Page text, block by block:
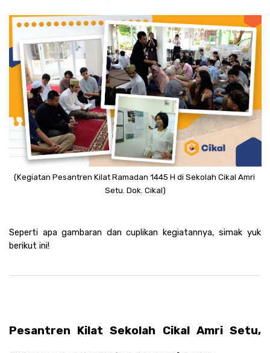
(Kegiatan Pesantren Kilat Ramadan 1445 H di Sekolah Cikal Amri
Setu. Dok. Cikal)
Seperti apa gambaran dan cuplikan kegiatannya, simak yuk
berikut ini!
Pesantren Kilat Sekolah Cikal Amri Setu,